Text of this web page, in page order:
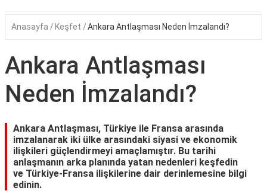
Anasayfa Keşfet Ankara Antlaşması Neden İmzalandı?
Ankara Antlaşması
Neden İmzalandı?
Ankara Antlaşması, Türkiye ile Fransa arasında
imzalanarak iki ülke arasındaki siyasi ve ekonomik
ilişkileri güçlendirmeyi amaçlamıştır. Bu tarihi
anlaşmanın arka planında yatan nedenleri keşfedin
ve Türkiye-Fransa ilişkilerine dair derinlemesine bilgi
edinin.